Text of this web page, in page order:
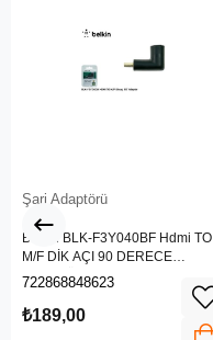
Şarj Adaptörü
Belkin BLK-F3Y040BF Hdmi TO
M/F DİK AÇI 90 DERECE
ADAPTÖR
722868848623
₺189,00